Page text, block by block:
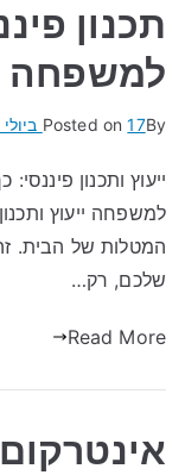
תכנון
למשפחה
By
Posted on17 ביולי 2026
ייעוץ ותכנון
למשפחה ייעוץ
המטלות של הבית. זה
שלכם, רק…
Read More